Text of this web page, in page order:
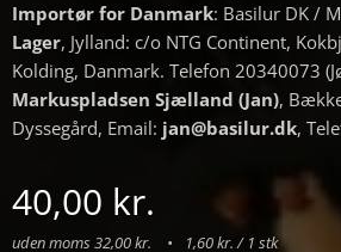
Importør for Danmark: Basilur DK /
Lager, Jylland: c/o NTG Continent,
Kolding, Danmark. Telefon 20340073
Markuspladsen Sjælland (Jan),
Dyssegård, Email: jan@basilur.dk,
40,00 kr.
uden moms 32,00 kr. 1,60 kr. / 1 stk